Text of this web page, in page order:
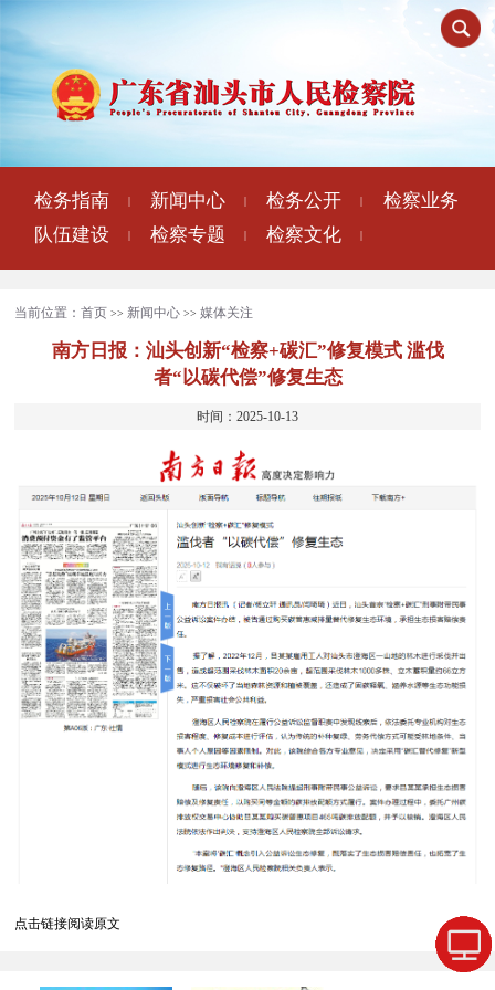
检务指南 新闻中心 检务公开
检察业务
队伍建设
检察专题 检察文化
当前位置：首页 >> 新闻中心 >>媒体关注
南方日报：汕头创新“检察+碳汇”修复模式‌ 滥伐
者“以碳代偿”修复生态‌
时间：2025-10-13
点击链接阅读原文